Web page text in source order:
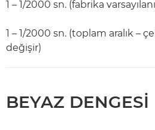
1 – 1/2000 sn. (fabrika
1 – 1/2000 sn. (toplam aralık –
değişir)
BEYAZ DENGESİ